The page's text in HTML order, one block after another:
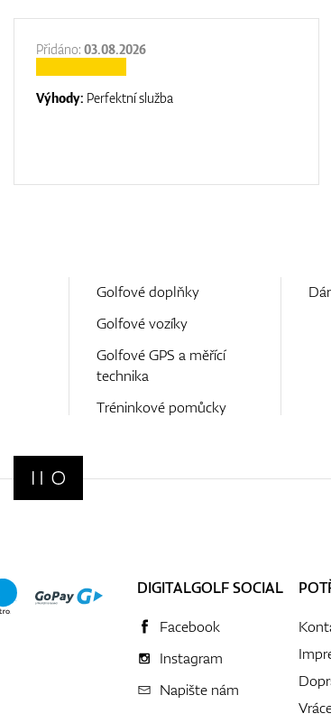
Přidáno:03.08.2026
Výhody: Perfektní služba
Golfové doplňky
Golfové vozíky
Golfové GPS a měřící
technika
Tréninkové pomůcky
DIGITALGOLF SOCIAL
Facebook
Instagram
Napište nám